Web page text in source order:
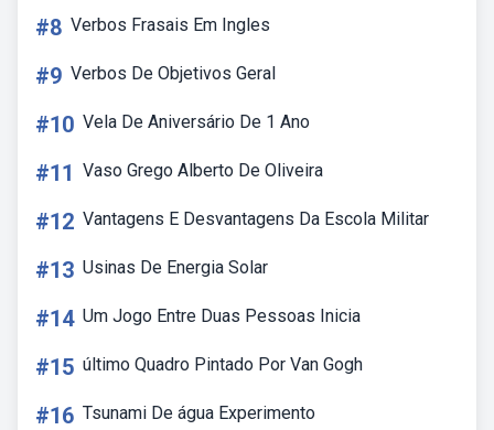
#8 Verbos Frasais Em Ingles
#9 Verbos De Objetivos Geral
#10 Vela De Aniversário De 1 Ano
#11 Vaso Grego Alberto De Oliveira
#12 Vantagens E Desvantagens Da Escola Militar
#13 Usinas De Energia Solar
#14 Um Jogo Entre Duas Pessoas Inicia
#15 último Quadro Pintado Por Van Gogh
#16 Tsunami De água Experimento